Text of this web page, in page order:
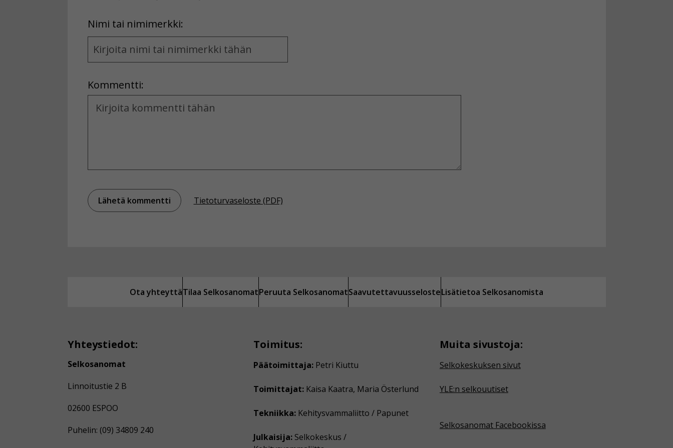
Nimi tai nimimerkki:
Name
and
Kommentti:
Kommentti
Tietoturvaseloste (PDF)
Ota yhteyttäTilaa SelkosanomatPeruuta SelkosanomatSaavutettavuusselosteLisätietoa Selkosanomista
Yhteystiedot:
Selkosanomat
Linnoitustie 2 B
02600 ESPOO
Puhelin: (09) 34809 240
Toimitus:
Päätoimittaja: Petri Kiuttu
Toimittajat: Kaisa Kaatra, Maria Österlund
Tekniikka: Kehitysvammaliitto / Papunet
Julkaisija: Selkokeskus /
Muita sivustoja:
Selkokeskuksen sivut
YLE:n selkouutiset
Selkosanomat Facebookissa